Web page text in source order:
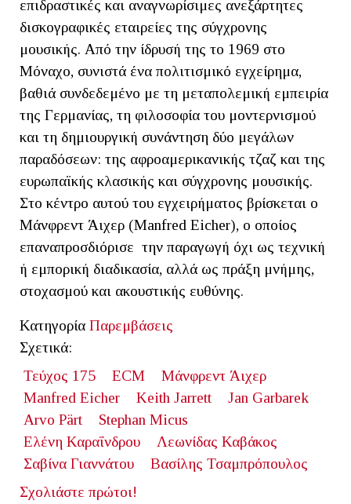
επιδραστικές και αναγνωρίσιμες ανεξάρτητες
δισκογραφικές εταιρείες της σύγχρονης
μουσικής. Από την ίδρυσή της το 1969 στο
Μόναχο, συνιστά ένα πολιτισμικό εγχείρημα,
βαθιά συνδεδεμένο με τη μεταπολεμική εμπειρία
της Γερμανίας, τη φιλοσοφία του μοντερνισμού
και τη δημιουργική συνάντηση δύο μεγάλων
παραδόσεων: της αφροαμερικανικής τζαζ και της
ευρωπαϊκής κλασικής και σύγχρονης μουσικής.
Στο κέντρο αυτού του εγχειρήματος βρίσκεται ο
Μάνφρεντ Άιχερ (Manfred Eicher), ο οποίος
επαναπροσδιόρισε την παραγωγή όχι ως τεχνική
ή εμπορική διαδικασία, αλλά ως πράξη μνήμης,
στοχασμού και ακουστικής ευθύνης.
Κατηγορία Παρεμβάσεις
Σχετικά:
Τεύχος 175
ECM
Μάνφρεντ Άιχερ
Manfred Eicher
Keith Jarrett
Jan Garbarek
Arvo Pärt
Stephan Micus
Ελένη Καραΐνδρου
Λεωνίδας Καβάκος
Σαβίνα Γιαννάτου
Βασίλης Τσαμπρόπουλος
Σχολιάστε πρώτοι!